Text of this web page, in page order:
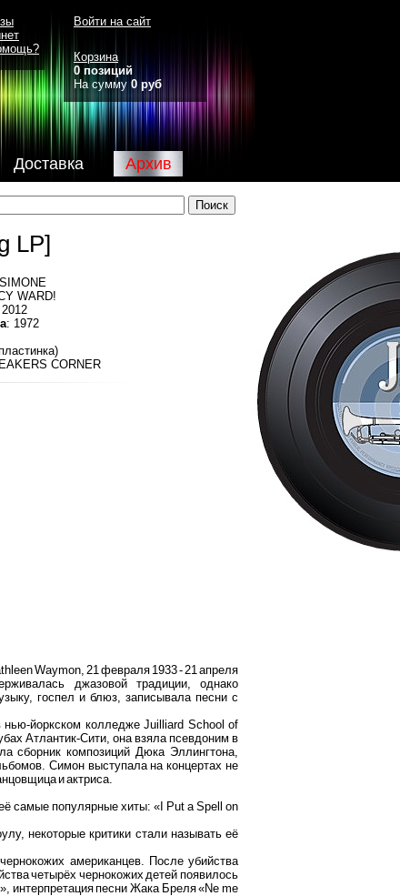
Доставка Архив
Войти на сайт
Корзина
0 позиций
На сумму 0 руб
LP]
WARD!
: 1972
CORNER
Waymon, 21 февраля 1933 - 21 апреля
джазовой традиции, однако
госпел и блюз, записывала песни с
йоркском колледже Juilliard School of
Атлантик-Сити, она взяла псевдоним в
сборник композиций Дюка Эллингтона,
Симон выступала на концертах не
и актриса.
самые популярные хиты: «I Put a Spell on
некоторые критики стали называть её
американцев. После убийства
четырёх чернокожих детей появилось
интерпретация песни Жака Бреля «Ne me